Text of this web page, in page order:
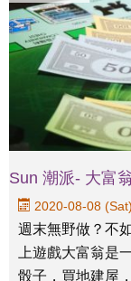
Sun 潮派- 大富
2020-08-08 (Sat)
週末無野做？不
上遊戲大富翁是
骰子，買地建屋